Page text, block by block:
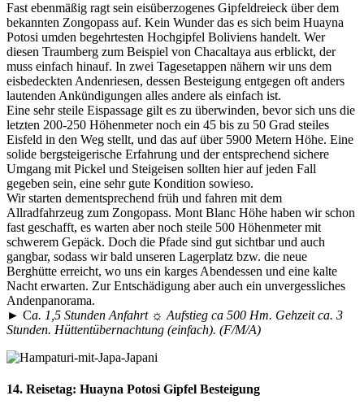
Fast ebenmäßig ragt sein eisüberzogenes Gipfeldreieck über dem
bekannten Zongopass auf. Kein Wunder das es sich beim Huayna
Potosi umden begehrtesten Hochgipfel Boliviens handelt. Wer
diesen Traumberg zum Beispiel von Chacaltaya aus erblickt, der
muss einfach hinauf. In zwei Tagesetappen nähern wir uns dem
eisbedeckten Andenriesen, dessen Besteigung entgegen oft anders
lautenden Ankündigungen alles andere als einfach ist.
Eine sehr steile Eispassage gilt es zu überwinden, bevor sich uns die
letzten 200-250 Höhenmeter noch ein 45 bis zu 50 Grad steiles
Eisfeld in den Weg stellt, und das auf über 5900 Metern Höhe. Eine
solide bergsteigerische Erfahrung und der entsprechend sichere
Umgang mit Pickel und Steigeisen sollten hier auf jeden Fall
gegeben sein, eine sehr gute Kondition sowieso.
Wir starten dementsprechend früh und fahren mit dem
Allradfahrzeug zum Zongopass. Mont Blanc Höhe haben wir schon
fast geschafft, es warten aber noch steile 500 Höhenmeter mit
schwerem Gepäck. Doch die Pfade sind gut sichtbar und auch
gangbar, sodass wir bald unseren Lagerplatz bzw. die neue
Berghütte erreicht, wo uns ein karges Abendessen und eine kalte
Nacht erwarten. Zur Entschädigung aber auch ein unvergessliches
Andenpanorama.
► Ca. 1,5 Stunden Anfahrt ☼ Aufstieg ca 500 Hm. Gehzeit ca. 3
Stunden. Hüttentübernachtung (einfach). (F/M/A)
14. Reisetag: Huayna Potosi Gipfel Besteigung